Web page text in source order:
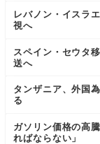
レバノン・イスラ
視へ
スペイン・セウタ
送へ
タンザニア、外国
る
ガソリン価格の高
ればならない」